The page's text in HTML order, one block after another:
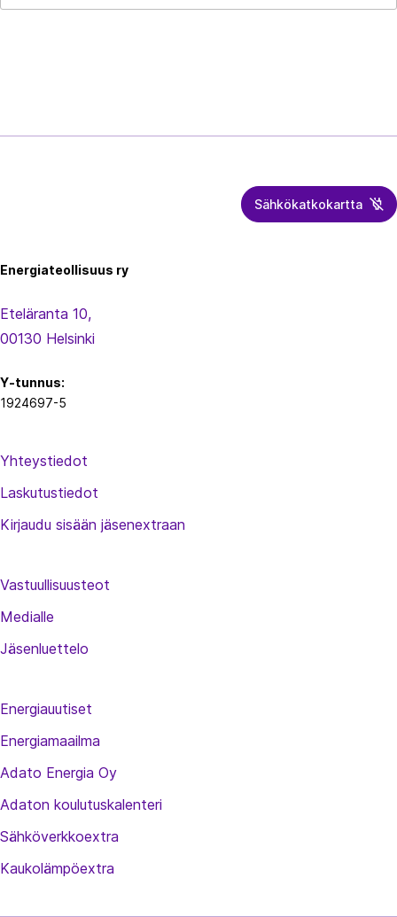
Sähkökatkokartta
Energiateollisuus ry
Eteläranta 10,
00130 Helsinki
Y-tunnus:
1924697-5
Yhteystiedot
Laskutustiedot
Kirjaudu sisään jäsenextraan
Vastuullisuusteot
Medialle
Jäsenluettelo
Energiauutiset
Energiamaailma
Adato Energia Oy
Adaton koulutuskalenteri
Sähköverkkoextra
Kaukolämpöextra